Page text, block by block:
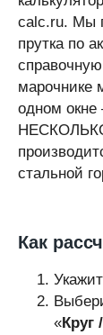
calc.ru. Мы
прутка по
марочнике
одном
НЕСКОЛЬКО
стальной
Как
«Круг